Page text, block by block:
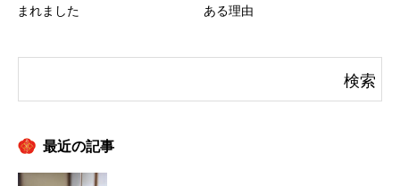
まれました
ある理由
最近の記事